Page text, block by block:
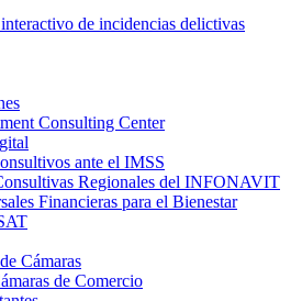
de incidencias delictivas
Consulting Center
ante el IMSS
Regionales del INFONAVIT
Financieras para el Bienestar
Cámaras
de Comercio